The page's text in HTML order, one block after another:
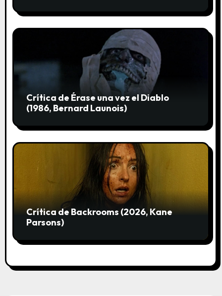
Crítica de Érase una vez el Diablo
(1986, Bernard Launois)
Crítica de Backrooms (2026, Kane
Parsons)